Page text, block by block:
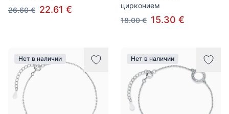
26.60 € 22.61 €
цирконием
18.00 € 15.30 €
Нет в наличии Нет в наличии